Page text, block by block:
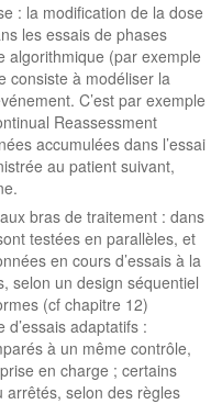
: la modification de la dose
les essais de phases
algorithmique (par exemple
consiste à modéliser la
C’est par exemple
Reassessment
accumulées dans l’essai
au patient suivant,
bras de traitement : dans
testées en parallèles, et
en cours d’essais à la
selon un design séquentiel
(cf chapitre 12)
adaptatifs :
à un même contrôle,
en charge ; certains
selon des règles